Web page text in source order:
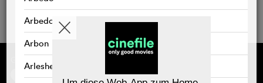
Arbedo-Castione
Arbon
Arlesheim
Newsletter